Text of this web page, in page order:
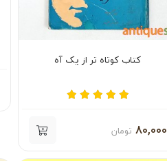
کتاب کوتاه تر از یک آه
80,000 تومان